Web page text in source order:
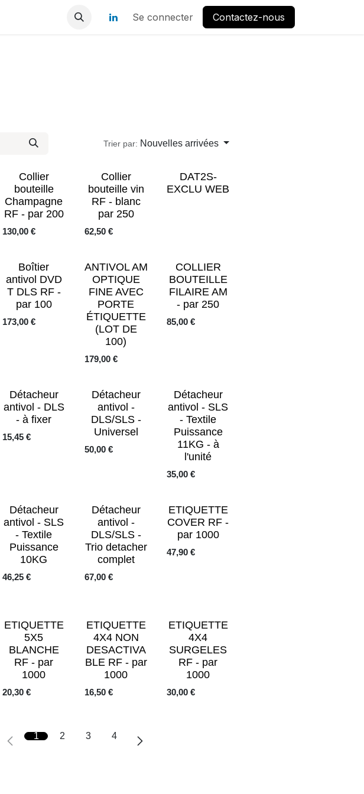
Se connecter Contactez-nous
Trier par: Nouvelles arrivées
Collier
bouteille
Champagne
RF - par 200
130,00€
Collier
bouteille vin
RF - blanc
par 250
62,50€
DAT2S-
EXCLU WEB
Boîtier
antivol DVD
T DLS RF -
par 100
173,00€
ANTIVOL AM
OPTIQUE
FINE AVEC
PORTE
ÉTIQUETTE
(LOT DE
100)
179,00€
COLLIER
BOUTEILLE
FILAIRE AM
- par 250
85,00€
Détacheur
antivol - DLS
- à fixer
15,45€
Détacheur
antivol -
DLS/SLS -
Universel
50,00€
Détacheur
antivol - SLS
- Textile
Puissance
11KG - à
l'unité
35,00€
Détacheur
antivol - SLS
- Textile
Puissance
10KG
46,25€
Détacheur
antivol -
DLS/SLS -
Trio detacher
complet
67,00€
ETIQUETTE
COVER RF -
par 1000
47,90€
ETIQUETTE
5X5
BLANCHE
RF - par
1000
20,30€
ETIQUETTE
4X4 NON
DESACTIVA
BLE RF - par
1000
16,50€
ETIQUETTE
4X4
SURGELES
RF - par
1000
30,00€
1 2 3 4